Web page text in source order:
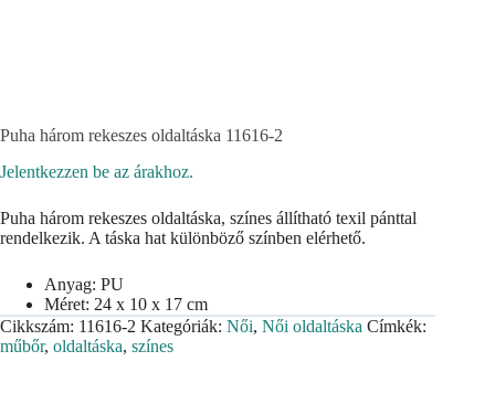
Puha három rekeszes oldaltáska 11616-2
Jelentkezzen be az árakhoz.
Puha három rekeszes oldaltáska, színes állítható texil pánttal
rendelkezik. A táska hat különböző színben elérhető.
Anyag: PU
Méret: 24 x 10 x 17 cm
Cikkszám: 11616-2 Kategóriák: Női, Női oldaltáska Címkék:
műbőr, oldaltáska, színes